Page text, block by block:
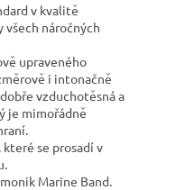
v kvalitě
všech náročných
upraveného
i intonačně
vzduchotěsná a
je mimořádně
se prosadí v
Marine Band.